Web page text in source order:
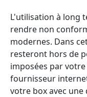
L'utilisation à long
rendre non
modernes. Dans
resteront hors de
imposées par
fournisseur
votre box avec une